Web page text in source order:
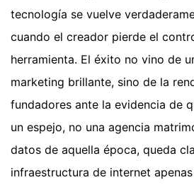
tecnología se vuelve
cuando el creador pierde el
herramienta. El éxito no vino de
marketing brillante, sino de la
fundadores ante la evidencia de
un espejo, no una agencia
datos de aquella época, queda
infraestructura de internet